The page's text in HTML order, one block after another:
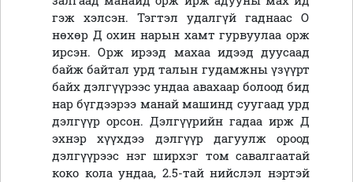
гэж хэлсэн. Тэгтэл удалгүй гаднаас О
нөхөр Д охин нарын хамт гурвуулаа орж
ирсэн. Орж ирээд махаа идээд дуусаад
байж байтал урд талын гудамжны үзүүрт
байх дэлгүүрээс ундаа авахаар болоод бид
нар бүгдээрээ манай машинд суугаад урд
дэлгүүр орсон. Дэлгүүрийн гадаа ирж Д
эхнэр хүүхдээ дэлгүүр дагуулж ороод
дэлгүүрээс нэг ширхэг том савалгаатай
коко кола ундаа, 2.5-тай нийслэл нэртэй